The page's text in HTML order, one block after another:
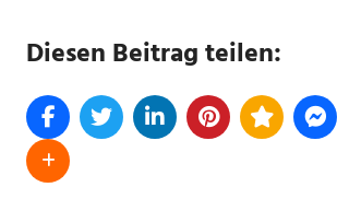
Diesen Beitrag teilen: